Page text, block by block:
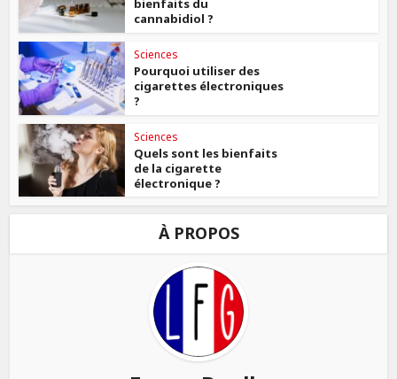
bienfaits du
cannabidiol ?
Sciences
Pourquoi utiliser des
cigarettes électroniques
?
Sciences
Quels sont les bienfaits
de la cigarette
électronique ?
À PROPOS